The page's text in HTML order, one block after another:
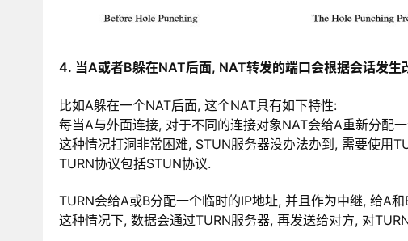
4. 当A或者B躲在NAT后面, NAT转发的端口会根据会话发生
比如A躲在一个NAT后面, 这个NAT具有如下特性:
每当A与外面连接, 对于不同的连接对象NAT会给A重新分配
这种情况打洞非常困难, STUN服务器没办法办到, 需要使用
TURN协议包括STUN协议.
TURN会给A或B分配一个临时的IP地址, 并且作为中继, 给A
这种情况下, 数据会通过TURN服务器, 再发送给对方, 对